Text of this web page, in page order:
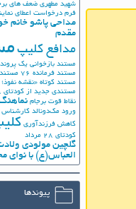
شهید مطهری ضعف های
فرم درخواست اعطای
مداحی پاشو خانم
مقدم
مدافع کلیپ
مستند بازخوانی یک پرونده
مستند فرمانده 76
مستند
مستند کوتاه «نقشه
مستندی جدید از کودتای 28 مرداد
نقاط قوت برجام
ورود مک‌دونالد کارشناس
کاهش فرزندآوری
کودتای 28 مرداد
گلچین مولودی
العباس(ع) با نوای
پیوندها